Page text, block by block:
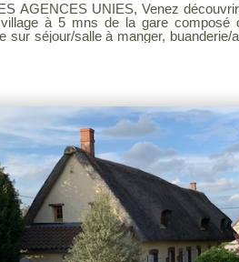
Venez découvrir cet ancien corps de ferme
à 5 mns de la gare composé de : Au rez-de-
sur séjour/salle à manger, buanderie/